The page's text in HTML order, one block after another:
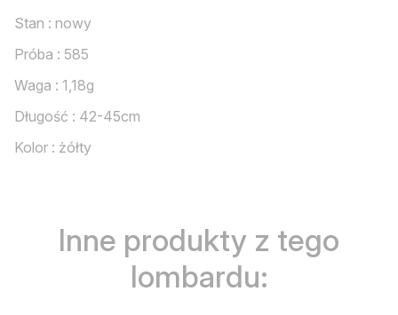
Stan : nowy
Próba : 585
Waga : 1,18g
Długość : 42-45cm
Kolor : żółty
Inne produkty z tego
lombardu: